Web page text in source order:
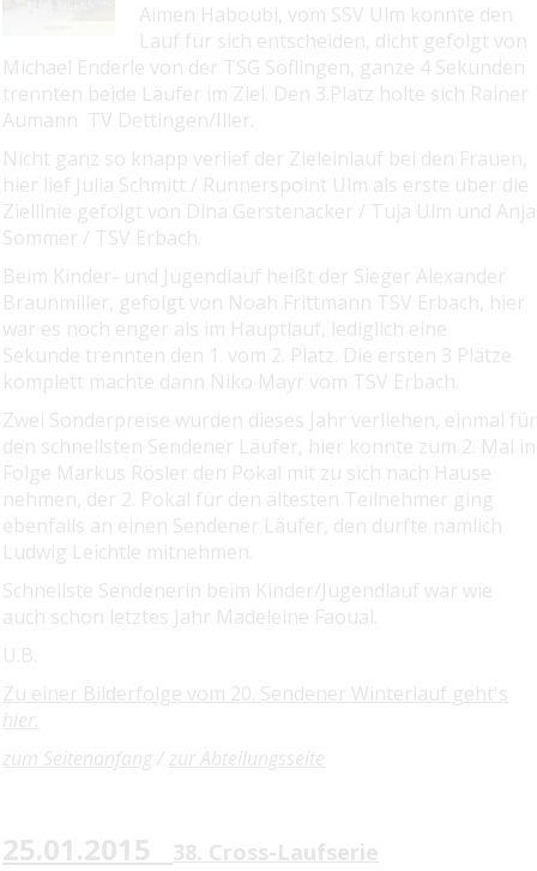
Aimen Haboubi, vom SSV Ulm konnte den
Lauf für sich entscheiden, dicht gefolgt von
Michael Enderle von der TSG Söflingen, ganze 4 Sekunden
trennten beide Läufer im Ziel. Den 3.Platz holte sich Rainer
Aumann TV Dettingen/Iller.
Nicht ganz so knapp verlief der Zieleinlauf bei den Frauen,
hier lief Julia Schmitt / Runnerspoint Ulm als erste über die
Ziellinie gefolgt von Dina Gerstenacker / Tuja Ulm und Anja
Sommer / TSV Erbach.
Beim Kinder- und Jugendlauf heißt der Sieger Alexander
Braunmiller, gefolgt von Noah Frittmann TSV Erbach, hier
war es noch enger als im Hauptlauf, lediglich eine
Sekunde trennten den 1. vom 2. Platz. Die ersten 3 Plätze
komplett machte dann Niko Mayr vom TSV Erbach.
Zwei Sonderpreise wurden dieses Jahr verliehen, einmal für
den schnellsten Sendener Läufer, hier konnte zum 2. Mal in
Folge Markus Rösler den Pokal mit zu sich nach Hause
nehmen, der 2. Pokal für den ältesten Teilnehmer ging
ebenfalls an einen Sendener Läufer, den durfte nämlich
Ludwig Leichtle mitnehmen.
Schnellste Sendenerin beim Kinder/Jugendlauf war wie
auch schon letztes Jahr Madeleine Faoual.
U.B.
Zu einer Bilderfolge vom 20. Sendener Winterlauf geht's
hier.
zum Seitenanfang /zur Abteilungsseite
25.01.2015
38. Cross-Laufserie